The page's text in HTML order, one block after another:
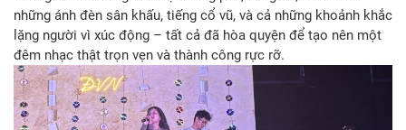
những ánh đèn sân khấu, tiếng cổ vũ, và cả những khoảnh khắc
lặng người vì xúc động – tất cả đã hòa quyện để tạo nên một
đêm nhạc thật trọn vẹn và thành công rực rỡ.